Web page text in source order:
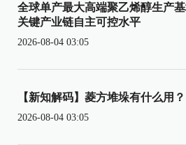
全球单产最大高端聚乙烯醇生产
关键产业链自主可控水平
2026-08-04 03:05
【新知解码】菱方堆垛有什么用？
2026-08-04 03:05